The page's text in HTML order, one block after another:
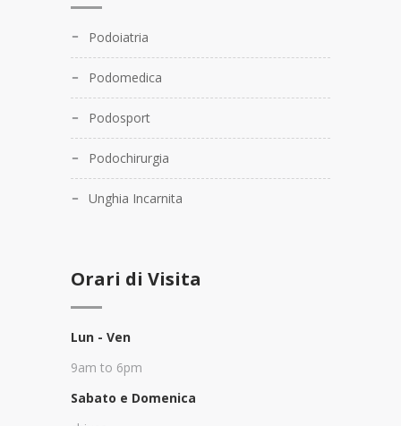
Podoiatria
Podomedica
Podosport
Podochirurgia
Unghia Incarnita
Orari di Visita
Lun - Ven
9am to 6pm
Sabato e Domenica